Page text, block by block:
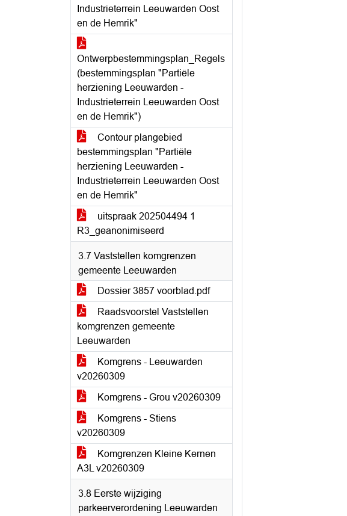
Industrieterrein Leeuwarden Oost
en de Hemrik"
Ontwerpbestemmingsplan_Regels
(bestemmingsplan "Partiële
herziening Leeuwarden -
Industrieterrein Leeuwarden Oost
en de Hemrik")
Contour plangebied
bestemmingsplan "Partiële
herziening Leeuwarden -
Industrieterrein Leeuwarden Oost
en de Hemrik"
uitspraak 202504494 1
R3_geanonimiseerd
3.7 Vaststellen komgrenzen
gemeente Leeuwarden
Dossier 3857 voorblad.pdf
Raadsvoorstel Vaststellen
komgrenzen gemeente
Leeuwarden
Komgrens - Leeuwarden
v20260309
Komgrens - Grou v20260309
Komgrens - Stiens
v20260309
Komgrenzen Kleine Kernen
A3L v20260309
3.8 Eerste wijziging
parkeerverordening Leeuwarden